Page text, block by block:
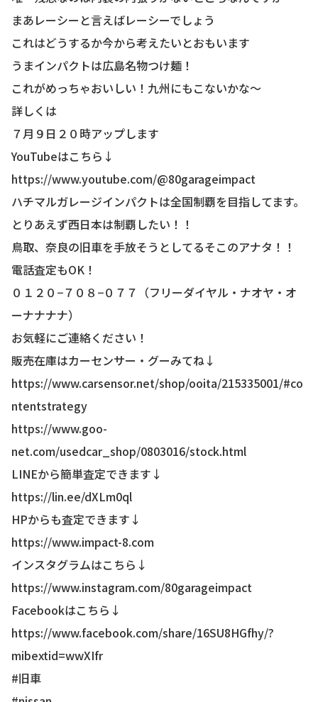
まあレーシーと言えばレーシーでしょう
これはどうするか今から考えたいとおもいます
うまインパクトは広島名物つけ麺！
これがめっちゃおいしい！九州にもこないかな〜
詳しくは
７月９日２０時アップします
YouTubeはこちら↓
https://www.youtube.com/@80garageimpact
ハチマルガレージインパクトは全国制覇を目指してます。
とりあえず西日本は制覇したい！！
鳥取、奈良の旧車を手放そうとしてるそこのアナタ！！
電話査定もOK！
０１２０−７０８−０７７（フリーダイヤル・ナオヤ・オ
ーナナナナ）
お気軽にご連絡ください！
販売在庫はカーセンサー・グーみてね↓
https://www.carsensor.net/shop/ooita/215335001/#co
ntentstrategy
https://www.goo-
net.com/usedcar_shop/0803016/stock.html
LINEから簡単査定できます↓
https://lin.ee/dXLm0ql
HPからも査定できます↓
https://www.impact-8.com
インスタグラムはこちら↓
https://www.instagram.com/80garageimpact
Facebookはこちら↓
https://www.facebook.com/share/16SU8HGfhy/?
mibextid=wwXIfr
#旧車